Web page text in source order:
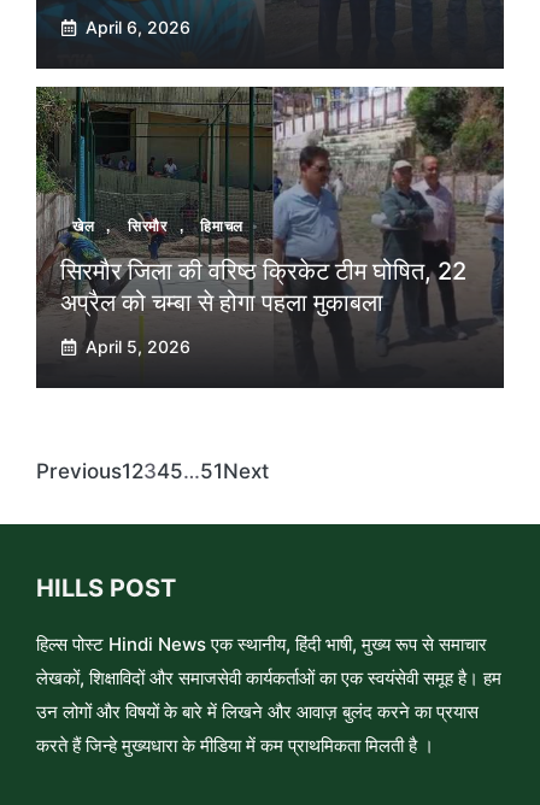
April 6, 2026
खेल , सिरमौर , हिमाचल
सिरमौर जिला की वरिष्ठ क्रिकेट टीम घोषित, 22
अप्रैल को चम्बा से होगा पहला मुकाबला
April 5, 2026
Previous12345…51Next
HILLS POST
हिल्स पोस्ट Hindi News एक स्थानीय, हिंदी भाषी, मुख्य रूप से समाचार
लेखकों, शिक्षाविदों और समाजसेवी कार्यकर्ताओं का एक स्वयंसेवी समूह है। हम
उन लोगों और विषयों के बारे में लिखने और आवाज़ बुलंद करने का प्रयास
करते हैं जिन्हे मुख्यधारा के मीडिया में कम प्राथमिकता मिलती है ।